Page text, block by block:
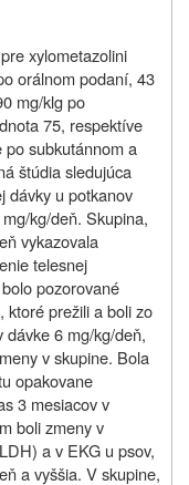
xylometazolini
orálnom podaní, 43
mg/klg po
75, respektíve
subkutánnom a
štúdia sledujúca
dávky u potkanov
kg/deň. Skupina,
vykazovala
telesnej
pozorované
ktoré prežili a boli zo
dávke 6 mg/kg/deň,
v skupine. Bola
opakovane
3 mesiacov v
boli zmeny v
a v EKG u psov,
a vyššia. V skupine,